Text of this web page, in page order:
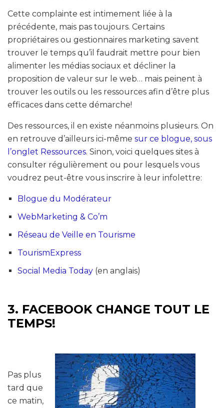
Cette complainte est intimement liée à la
précédente, mais pas toujours. Certains
propriétaires ou gestionnaires marketing savent
trouver le temps qu’il faudrait mettre pour bien
alimenter les médias sociaux et décliner la
proposition de valeur sur le web… mais peinent à
trouver les outils ou les ressources afin d’être plus
efficaces dans cette démarche!
Des ressources, il en existe néanmoins plusieurs. On
en retrouve d’ailleurs ici-même sur ce blogue, sous
l’onglet Ressources. Sinon, voici quelques sites à
consulter régulièrement ou pour lesquels vous
voudrez peut-être vous inscrire à leur infolettre:
Blogue du Modérateur
WebMarketing & Co’m
Réseau de Veille en Tourisme
TourismExpress
Social Media Today (en anglais)
3. FACEBOOK CHANGE TOUT LE
TEMPS!
Pas plus
tard que
ce matin,